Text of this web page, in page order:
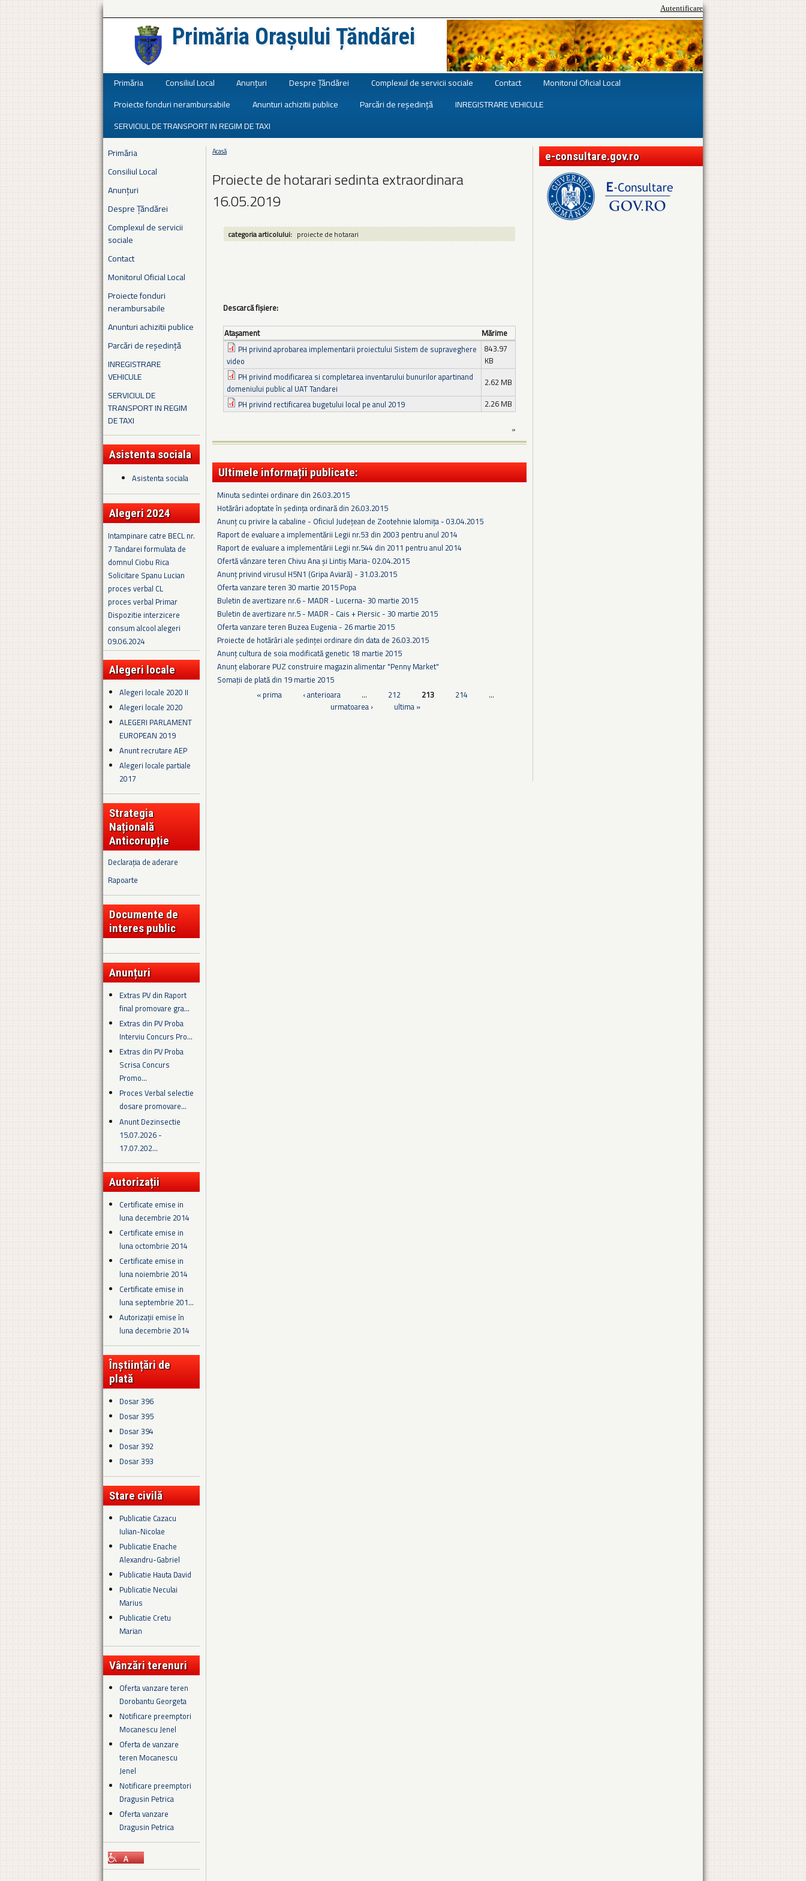
Autentificare
Primăria Orașului Țăndărei
Primăria Consiliul Local Anunțuri Despre Țăndărei Complexul de servicii sociale Contact
Monitorul Oficial Local
Proiecte fonduri nerambursabile
Anunturi achizitii publice Parcări de reședință
INREGISTRARE VEHICULE
SERVICIUL DE TRANSPORT IN REGIM DE TAXI
Primăria
Consiliul Local
Anunțuri
Despre Țăndărei
Complexul de servicii
sociale
Contact
Monitorul Oficial Local
Proiecte fonduri
nerambursabile
Anunturi achizitii publice
Parcări de reședință
INREGISTRARE
VEHICULE
SERVICIUL DE
TRANSPORT IN REGIM
DE TAXI
Asistenta sociala
Asistenta sociala
Alegeri 2024
Intampinare catre BECL nr.
7 Tandarei formulata de
domnul Ciobu Rica
Solicitare Spanu Lucian
proces verbal CL
proces verbal Primar
Dispozitie interzicere
consum alcool alegeri
09.06.2024
Alegeri locale
Alegeri locale 2020 II
Alegeri locale 2020
ALEGERI PARLAMENT
EUROPEAN 2019
Anunt recrutare AEP
Alegeri locale partiale
2017
Strategia
Națională
Anticorupție
Declarația de aderare
Rapoarte
Documente de
interes public
Anunțuri
Extras PV din Raport
final promovare gra...
Extras din PV Proba
Interviu Concurs Pro...
Extras din PV Proba
Scrisa Concurs
Promo...
Proces Verbal selectie
dosare promovare...
Anunt Dezinsectie
15.07.2026 -
17.07.202...
Autorizații
Certificate emise in
luna decembrie 2014
Certificate emise in
luna octombrie 2014
Certificate emise in
luna noiembrie 2014
Certificate emise in
luna septembrie 201...
Autorizații emise în
luna decembrie 2014
Înștiințări de
plată
Dosar 396
Dosar 395
Dosar 394
Dosar 392
Dosar 393
Stare civilă
Publicatie Cazacu
Iulian-Nicolae
Publicatie Enache
Alexandru-Gabriel
Publicatie Hauta David
Publicatie Neculai
Marius
Publicatie Cretu
Marian
Vânzări terenuri
Oferta vanzare teren
Dorobantu Georgeta
Notificare preemptori
Mocanescu Jenel
Oferta de vanzare
teren Mocanescu
Jenel
Notificare preemptori
Dragusin Petrica
Oferta vanzare
Dragusin Petrica
Eşti aici
Acasă
Proiecte de hotarari sedinta extraordinara
16.05.2019
categoria articolului: proiecte de hotarari
Descarcă fișiere:
Ataşament
Mărime
PH privind aprobarea implementarii proiectului Sistem de supraveghere
video
843.97
KB
PH privind modificarea si completarea inventarului bunurilor apartinand
domeniului public al UAT Tandarei
2.62 MB
PH privind rectificarea bugetului local pe anul 2019
2.26 MB
»
Ultimele informații publicate:
Minuta sedintei ordinare din 26.03.2015
Hotărâri adoptate în ședința ordinară din 26.03.2015
Anunț cu privire la cabaline - Oficiul Județean de Zootehnie Ialomița - 03.04.2015
Raport de evaluare a implementării Legii nr.53 din 2003 pentru anul 2014
Raport de evaluare a implementării Legii nr.544 din 2011 pentru anul 2014
Ofertă vânzare teren Chivu Ana și Lintiș Maria- 02.04.2015
Anunț privind virusul H5N1 (Gripa Aviară) - 31.03.2015
Oferta vanzare teren 30 martie 2015 Popa
Buletin de avertizare nr.6 - MADR - Lucerna- 30 martie 2015
Buletin de avertizare nr.5 - MADR - Cais + Piersic - 30 martie 2015
Oferta vanzare teren Buzea Eugenia - 26 martie 2015
Proiecte de hotărâri ale ședinței ordinare din data de 26.03.2015
Anunț cultura de soia modificată genetic 18 martie 2015
Anunț elaborare PUZ construire magazin alimentar "Penny Market"
Somații de plată din 19 martie 2015
« prima ‹ anterioara … 212 213 214
…
urmatoarea ›
ultima »
e-consultare.gov.ro